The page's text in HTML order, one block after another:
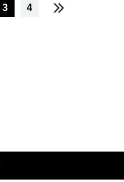
3 4